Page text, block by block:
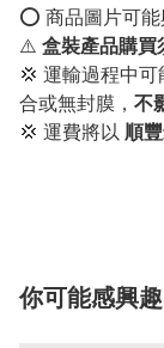
⭕️ 商品圖片可能
⚠️ 盒裝產品購買
💢 運輸過程中
合或無封膜， 不
💢 運費將以 順
你可能感興